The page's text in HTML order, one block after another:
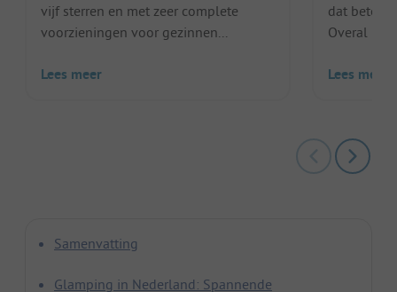
vijf sterren en met zeer complete
voorzieningen voor gezinnen...
Lees meer
dat
Overal is
Lees meer
Samenvatting
Glamping in Nederland: Spannende